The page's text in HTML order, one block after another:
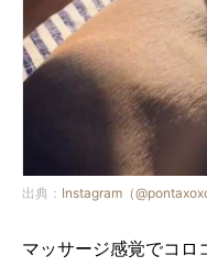
出典： Instagram（@pontaxoxo
マッサージ感覚でコロ